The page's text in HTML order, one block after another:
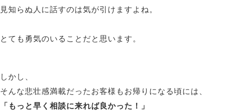
見知らぬ人に話すのは気が引けますよね。
とても勇気のいることだと思います。
しかし、
そんな悲壮感満載だったお客様もお帰りになる頃には、
「もっと早く相談に来れば良かった！」